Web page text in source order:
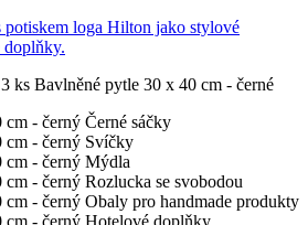
3 ks Bavlněné pytle 30 x 40 cm - černé